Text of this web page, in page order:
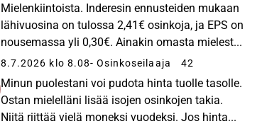
Mielenkiintoista. Inderesin ennusteiden mukaan
lähivuosina on tulossa 2,41€ osinkoja, ja EPS on
nousemassa yli 0,30€. Ainakin omasta mielest...
8.7.2026 klo 8.08- Osinkoseilaaja 42
Minun puolestani voi pudota hinta tuolle tasolle.
Ostan mielelläni lisää isojen osinkojen takia.
Niitä riittää vielä moneksi vuodeksi. Jos hinta...